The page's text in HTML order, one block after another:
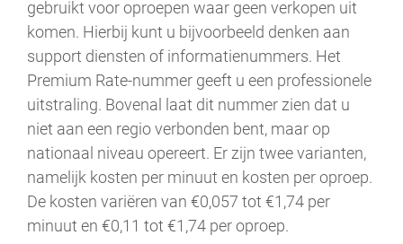
gebruikt voor oproepen waar geen verkopen uit
komen. Hierbij kunt u bijvoorbeeld denken aan
support diensten of informatienummers. Het
Premium Rate-nummer geeft u een professionele
uitstraling. Bovenal laat dit nummer zien dat u
niet aan een regio verbonden bent, maar op
nationaal niveau opereert. Er zijn twee varianten,
namelijk kosten per minuut en kosten per oproep.
De kosten variëren van €0,057 tot €1,74 per
minuut en €0,11 tot €1,74 per oproep.